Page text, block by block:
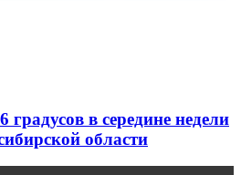
градусов в середине недели
области